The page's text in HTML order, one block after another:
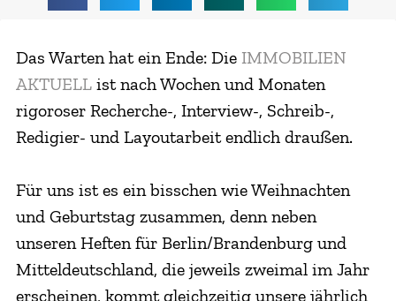
Das Warten hat ein Ende: Die IMMOBILIEN
AKTUELList nach Wochen und Monaten
rigoroser Recherche-, Interview-, Schreib-,
Redigier- und Layoutarbeit endlich draußen.
Für uns ist es ein bisschen wie Weihnachten
und Geburtstag zusammen, denn neben
unseren Heften für Berlin/Brandenburg und
Mitteldeutschland, die jeweils zweimal im Jahr
erscheinen, kommt gleichzeitig unsere jährlich